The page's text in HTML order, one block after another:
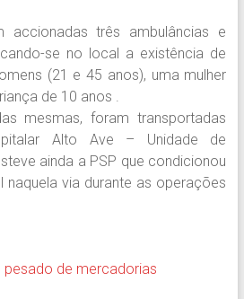
accionadas três ambulâncias e
se no local a existência de
(21 e 45 anos), uma mulher
de 10 anos .
mesmas, foram transportadas
Alto Ave – Unidade de
ainda a PSP que condicionou
naquela via durante as operações
pesado de mercadorias